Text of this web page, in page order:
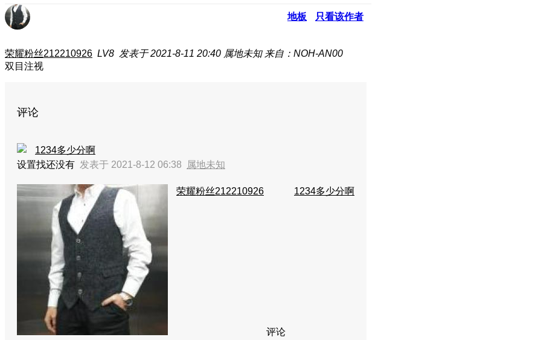
地板 只看该作者
荣耀粉丝212210926 LV8 发表于 2021-8-11 20:40 属地未知 来自：NOH-AN00
双目注视
评论
1234多少分啊
设置找还没有 发表于 2021-8-12 06:38 属地未知
荣耀粉丝212210926
评论
1234多少分啊